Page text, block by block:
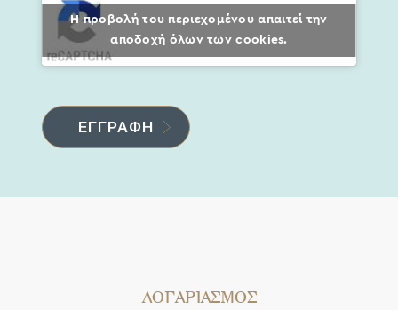
Η προβολή του περιεχομένου απαιτεί την
αποδοχή όλων των cookies.
ΛΟΓΑΡΙΑΣΜΟΣ